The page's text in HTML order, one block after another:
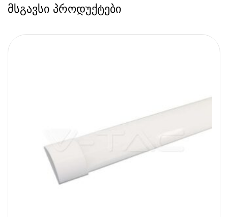
მსგავსი პროდუქტები